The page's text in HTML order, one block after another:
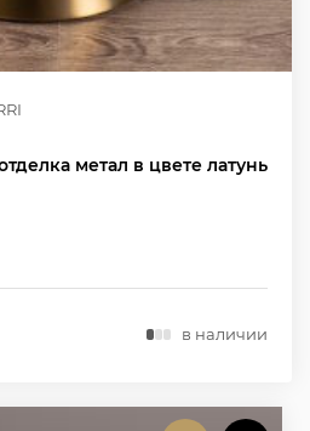
метал в цвете латунь
в наличии